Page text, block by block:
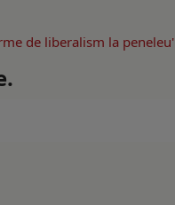
de liberalism la peneleu'